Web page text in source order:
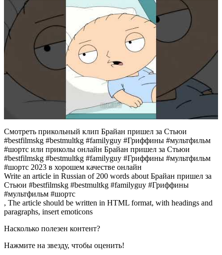
Смотреть прикольный клип Брайан пришел за Стьюи
#bestfilmskg #bestmultkg #familyguy #Гриффины #мультфильм
#шортс или приколы онлайн Брайан пришел за Стьюи
#bestfilmskg #bestmultkg #familyguy #Гриффины #мультфильм
#шортс 2023 в хорошем качестве онлайн
Write an article in Russian of 200 words about Брайан пришел за
Стьюи #bestfilmskg #bestmultkg #familyguy #Гриффины
#мультфильм #шортс
, The article should be written in HTML format, with headings and
paragraphs, insert emoticons
Насколько полезен контент?
Нажмите на звезду, чтобы оценить!